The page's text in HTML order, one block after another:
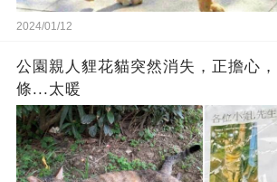
2024/01/12
公園親人貍花貓突然消失，正擔心
條...太暖